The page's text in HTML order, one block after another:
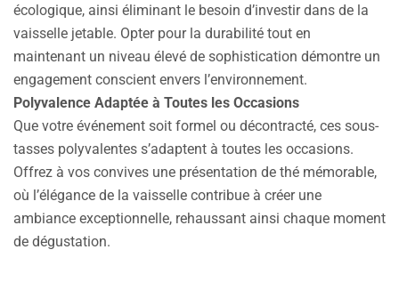
écologique, ainsi éliminant le besoin d’investir dans de la
vaisselle jetable. Opter pour la durabilité tout en
maintenant un niveau élevé de sophistication démontre un
engagement conscient envers l’environnement.
Polyvalence Adaptée à Toutes les Occasions
Que votre événement soit formel ou décontracté, ces sous-
tasses polyvalentes s’adaptent à toutes les occasions.
Offrez à vos convives une présentation de thé mémorable,
où l’élégance de la vaisselle contribue à créer une
ambiance exceptionnelle, rehaussant ainsi chaque moment
de dégustation.